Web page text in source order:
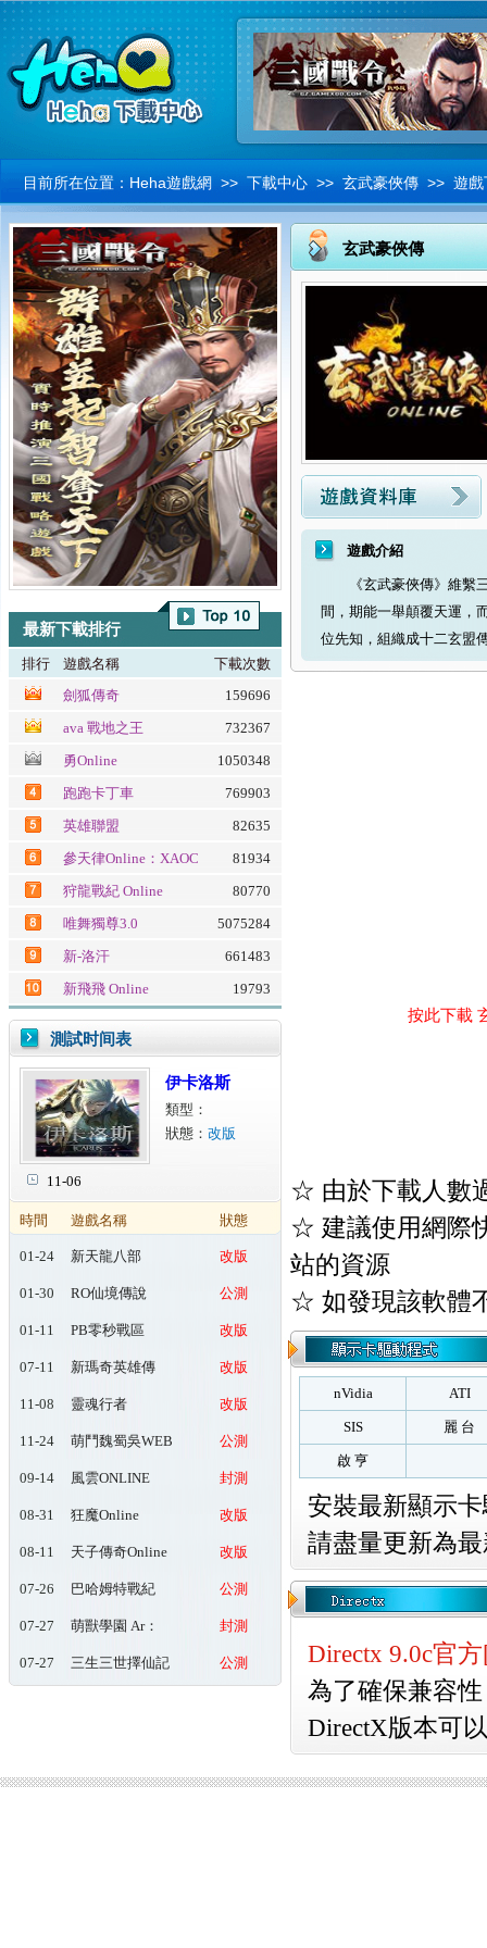
目前所在位置： Heha遊戲網 >> 下載中心 >> 玄武豪俠傳 >> 遊戲
最新下載排行
排行 遊戲名稱
下載次數
劍狐傳奇
159696
ava 戰地之王
732367
勇Online
1050348
跑跑卡丁車
769903
英雄聯盟
82635
參天律Online：XAOC
81934
狩龍戰紀 Online
80770
唯舞獨尊3.0
5075284
新-洛汗
661483
新飛飛 Online
19793
測試时间表
11-06
伊卡洛斯
類型：
狀態： 改版
時間 遊戲名稱 狀態
01-24
新天龍八部
改版
01-30
RO仙境傳說
公測
01-11 PB零秒戰區 改版
07-11 新瑪奇英雄傳 改版
11-08 靈魂行者 改版
11-24 萌鬥魏蜀吳WEB 公測
09-14 風雲ONLINE 封測
08-31 狂魔Online 改版
08-11
天子傳奇Online
改版
07-26
巴哈姆特戰紀
公測
07-27
萌獸學園 Ar：
封測
07-27 三生三世擇仙記 公測
玄武豪俠傳
遊戲介紹
《玄武豪俠傳》維繫三
間，期能一舉顛覆天運，
位先知，組織成十二玄盟
按此下載
☆ 由於下載人數
☆ 建議使用網際
站的資源
☆ 如發現該軟體
nVidia ATI
SIS 麗 台
啟 亨
安裝最新顯示
請盡量更新為
Directx 9.0c官
為了確保兼容
DirectX版本可